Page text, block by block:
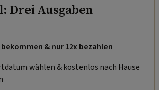
Drei Ausgaben
bekommen & nur 12x bezahlen
wählen & kostenlos nach Hause